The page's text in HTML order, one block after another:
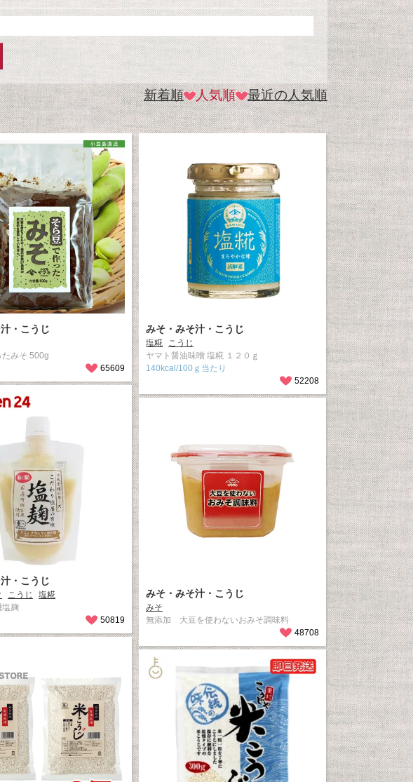
新着順 人気順 最近の人気順
・こうじ
たみそ 500g
65609
みそ・みそ汁・こうじ
塩糀
こうじ
ヤマト醤油味噌 塩糀 １２０ｇ
140kcal/100ｇ当たり
52208
・こうじ
こうじ
塩糀
麹
50819
みそ・みそ汁・こうじ
みそ
無添加 大豆を使わないおみそ調味料
48708